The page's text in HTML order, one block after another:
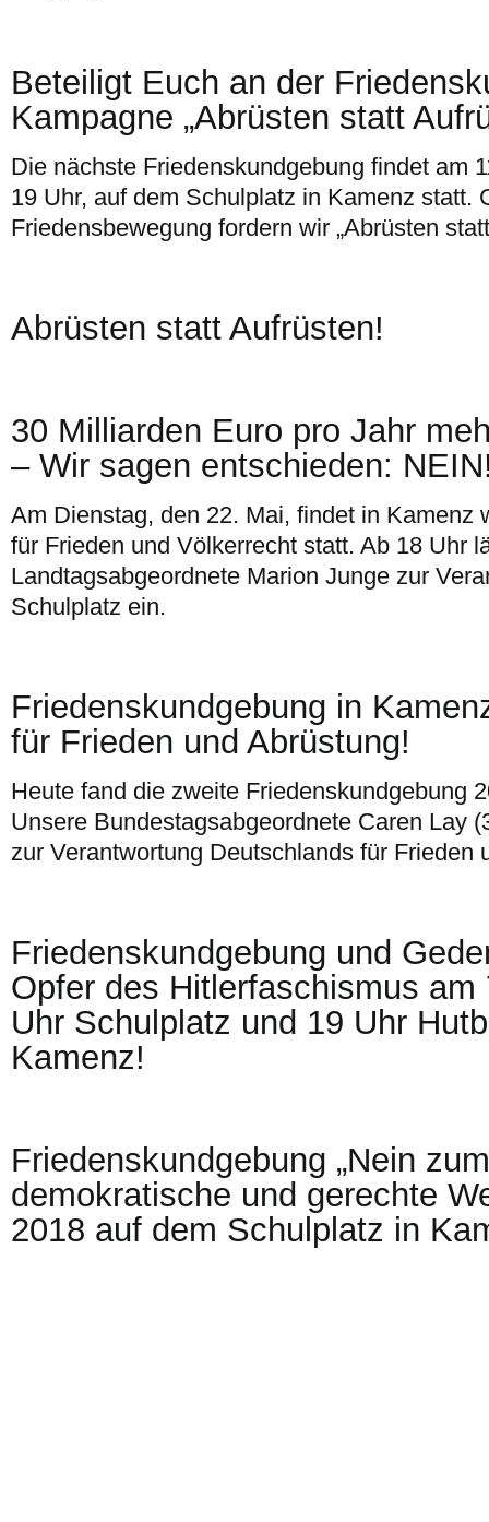
Beteiligt Euch an der
Kampagne „Abrüsten statt
Die nächste Friedenskundgebung findet am
19 Uhr, auf dem Schulplatz in Kamenz statt.
Friedensbewegung fordern wir „Abrüsten
Abrüsten statt Aufrüsten!
30 Milliarden Euro pro Jahr
– Wir sagen entschieden:
Am Dienstag, den 22. Mai, findet in Kamenz
für Frieden und Völkerrecht statt. Ab 18 Uhr
Landtagsabgeordnete Marion Junge zur
Schulplatz ein.
Friedenskundgebung in
für Frieden und Abrüstung!
Heute fand die zweite Friedenskundgebung
Unsere Bundestagsabgeordnete Caren Lay
zur Verantwortung Deutschlands für Frieden
Friedenskundgebung und
Opfer des Hitlerfaschismus am
Uhr Schulplatz und 19 Uhr
Kamenz!
Friedenskundgebung „Nein
demokratische und gerechte
2018 auf dem Schulplatz in